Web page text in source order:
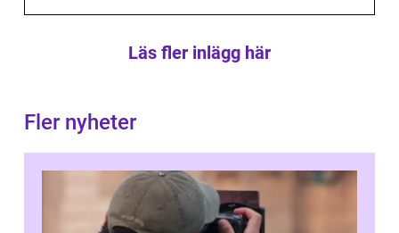
Läs fler inlägg här
Fler nyheter